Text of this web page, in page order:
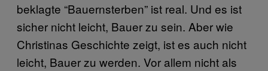
beklagte “Bauernsterben” ist real. Und es ist
sicher nicht leicht, Bauer zu sein. Aber wie
Christinas Geschichte zeigt, ist es auch nicht
leicht, Bauer zu werden. Vor allem nicht als